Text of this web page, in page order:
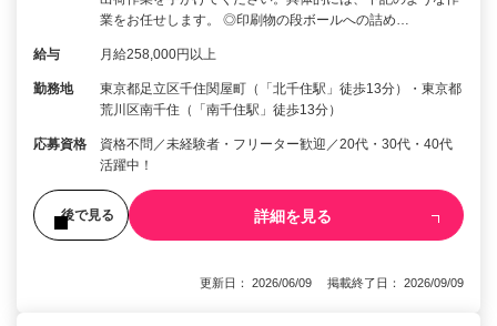
業をお任せします。 ◎印刷物の段ボールへの詰め…
給与 月給258,000円以上
勤務地
東京都足立区千住関屋町（「北千住駅」徒歩13分）・東京都
荒川区南千住（「南千住駅」徒歩13分）
応募資格
資格不問／未経験者・フリーター歓迎／20代・30代・40代
活躍中！
後で見る 詳細を見る
更新日： 2026/06/09 掲載終了日： 2026/09/09